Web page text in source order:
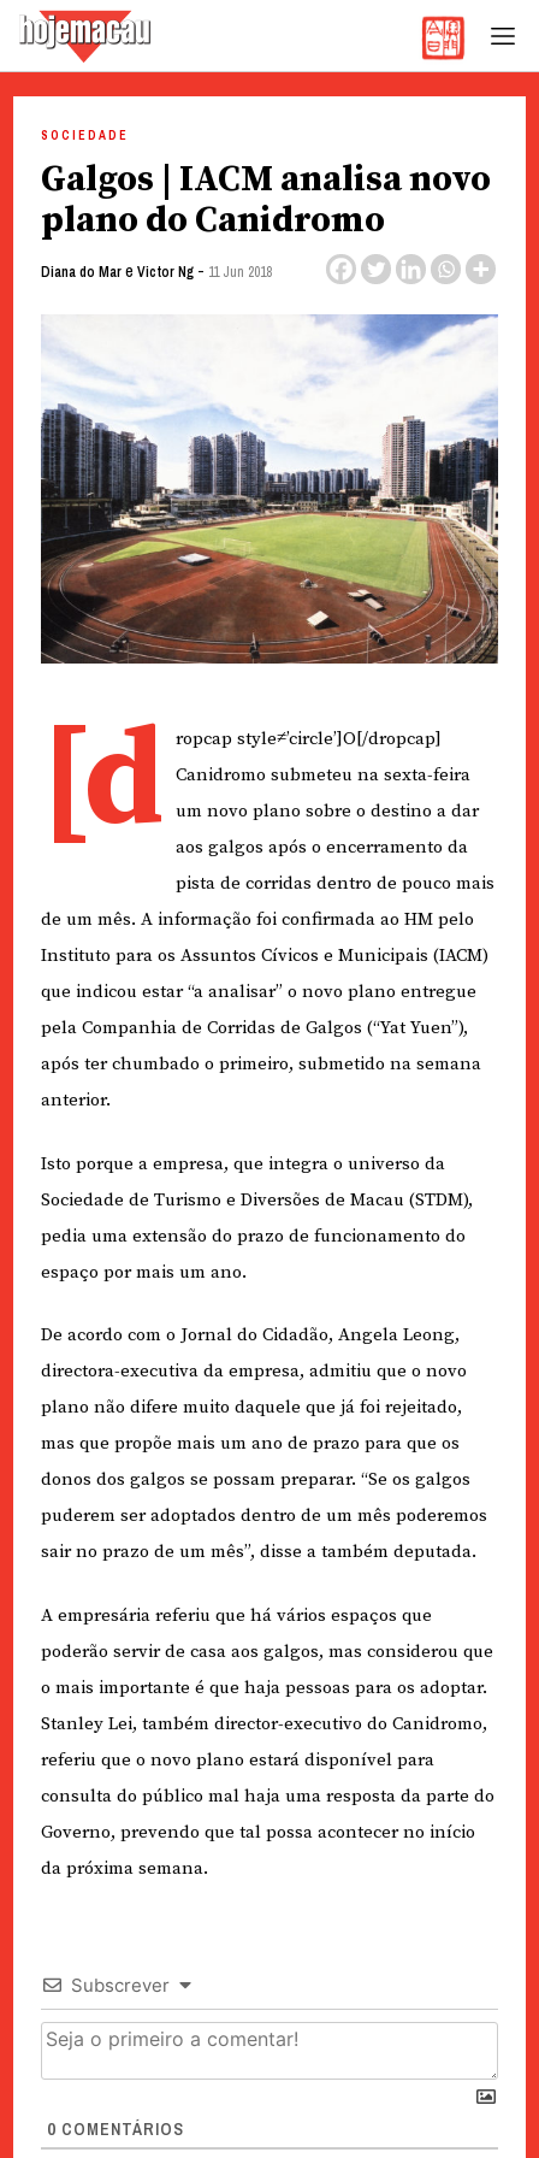
content
SOCIEDADE
Galgos | IACM analisa novo
plano do Canidromo
Diana do Mare Victor Ng- 11 Jun 2018
[d
ropcap style≠’circle’]O[/dropcap]
Canidromo submeteu na sexta-feira
um novo plano sobre o destino a dar
aos galgos após o encerramento da
pista de corridas dentro de pouco mais
de um mês. A informação foi confirmada ao HM pelo
Instituto para os Assuntos Cívicos e Municipais (IACM)
que indicou estar “a analisar” o novo plano entregue
pela Companhia de Corridas de Galgos (“Yat Yuen”),
após ter chumbado o primeiro, submetido na semana
anterior.
Isto porque a empresa, que integra o universo da
Sociedade de Turismo e Diversões de Macau (STDM),
pedia uma extensão do prazo de funcionamento do
espaço por mais um ano.
De acordo com o Jornal do Cidadão, Angela Leong,
directora-executiva da empresa, admitiu que o novo
plano não difere muito daquele que já foi rejeitado,
mas que propõe mais um ano de prazo para que os
donos dos galgos se possam preparar. “Se os galgos
puderem ser adoptados dentro de um mês poderemos
sair no prazo de um mês”, disse a também deputada.
A empresária referiu que há vários espaços que
poderão servir de casa aos galgos, mas considerou que
o mais importante é que haja pessoas para os adoptar.
Stanley Lei, também director-executivo do Canidromo,
referiu que o novo plano estará disponível para
consulta do público mal haja uma resposta da parte do
Governo, prevendo que tal possa acontecer no início
da próxima semana.
Subscrever
0 COMENTÁRIOS